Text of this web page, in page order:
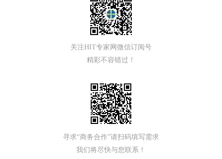
关注HIT专家网微信订阅号
精彩不容错过！
寻求“商务合作”请扫码填写需求
我们将尽快与您联系！